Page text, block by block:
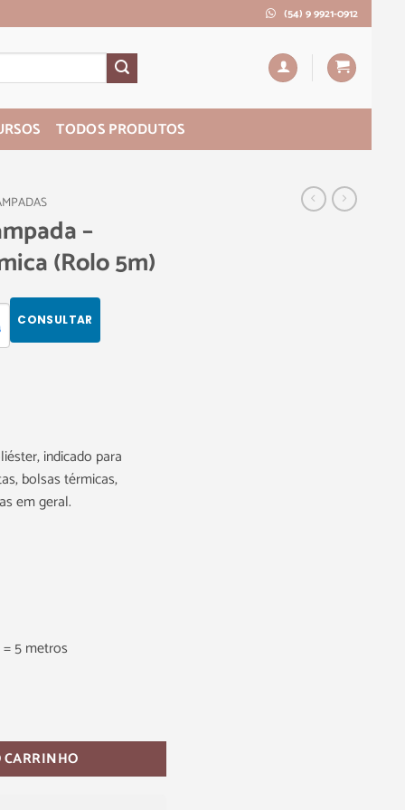
(54) 9 9921-0912
TODOS PRODUTOS
–
(Rolo 5m)
CONSULTAR
indicado para
bolsas térmicas,
em geral.
5 metros